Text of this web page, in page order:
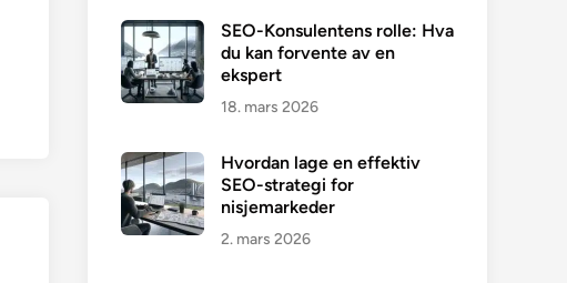
SEO-Konsulentens rolle: Hva
du kan forvente av en
ekspert
18. mars 2026
Hvordan lage en effektiv
SEO-strategi for
nisjemarkeder
2. mars 2026